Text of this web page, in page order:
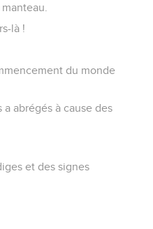
là !
du monde
abrégés à cause des
et des signes